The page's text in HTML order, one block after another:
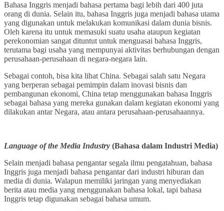
Bahasa Inggris menjadi bahasa pertama bagi lebih dari 400 juta
orang di dunia. Selain itu, bahasa Inggris juga menjadi bahasa utama
yang digunakan untuk melakukan komunikasi dalam dunia bisnis.
Oleh karena itu untuk memasuki suatu usaha ataupun kegiatan
perekonomian sangat dituntut untuk menguasai bahasa Inggris,
terutama bagi usaha yang mempunyai aktivitas berhubungan dengan
perusahaan-perusahaan di negara-negara lain.
Sebagai contoh, bisa kita lihat China. Sebagai salah satu Negara
yang berperan sebagai pemimpin dalam inovasi bisnis dan
pembangunan ekonomi, China tetap menggunakan bahasa Inggris
sebagai bahasa yang mereka gunakan dalam kegiatan ekonomi yang
dilakukan antar Negara, atau antara perusahaan-perusahaannya.
Language of the Media Industry (Bahasa dalam Industri Media)
Selain menjadi bahasa pengantar segala ilmu pengatahuan, bahasa
Inggris juga menjadi bahasa pengantar dari industri hiburan dan
media di dunia. Walapun memiliki jaringan yang menyediakan
berita atau media yang menggunakan bahasa lokal, tapi bahasa
Inggris tetap digunakan sebagai bahasa umum.